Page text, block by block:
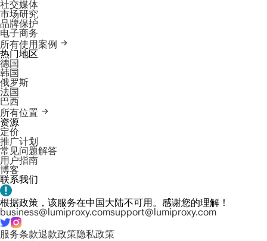
社交媒体
市场研究
品牌保护
电子商务
所有使用案例
热门地区
德国
韩国
俄罗斯
法国
巴西
所有位置
资源
定价
推广计划
常见问题解答
用户指南
博客
联系我们
根据政策，该服务在中国大陆不可用。感谢您的理解！
business@lumiproxy.comsupport@lumiproxy.com
服务条款退款政策隐私政策